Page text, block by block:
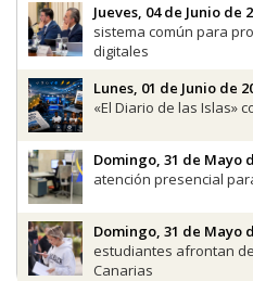
Jueves, 04 de Junio de
sistema común para
digitales
Lunes, 01 de Junio de
«El Diario de las Islas»
Domingo, 31 de Mayo
atención presencial
Domingo, 31 de Mayo
estudiantes afrontan
Canarias